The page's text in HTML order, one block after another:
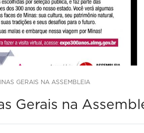
GERAIS NA ASSEMBLEIA
Gerais na